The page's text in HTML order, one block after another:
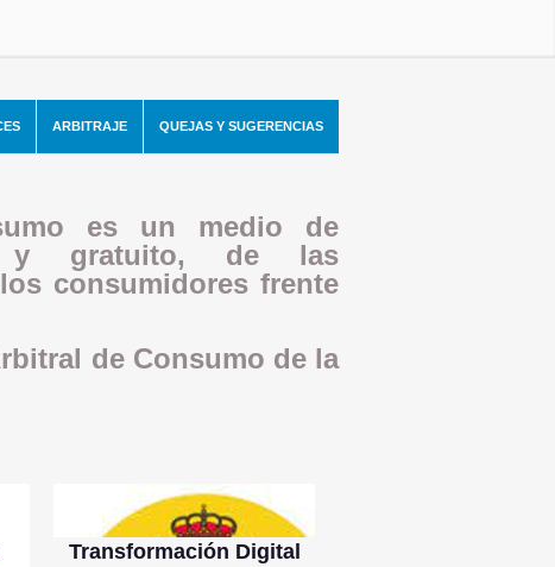
ARBITRAJE QUEJAS Y SUGERENCIAS
es un medio de
y gratuito, de las
consumidores frente
de Consumo de la
Transformación Digital